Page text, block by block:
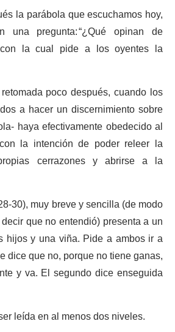
la parábola que escuchamos hoy,
una pregunta: “¿Qué opinan de
la cual pide a los oyentes la
poco después, cuando los
a hacer un discernimiento sobre
haya efectivamente obedecido al
la intención de poder releer la
cerrazones y abrirse a la
30), muy breve y sencilla (de modo
que no entendió) presenta a un
hijos y una viña. Pide a ambos ir a
dice que no, porque no tiene ganas,
y va. El segundo dice enseguida
leída en al menos dos niveles.